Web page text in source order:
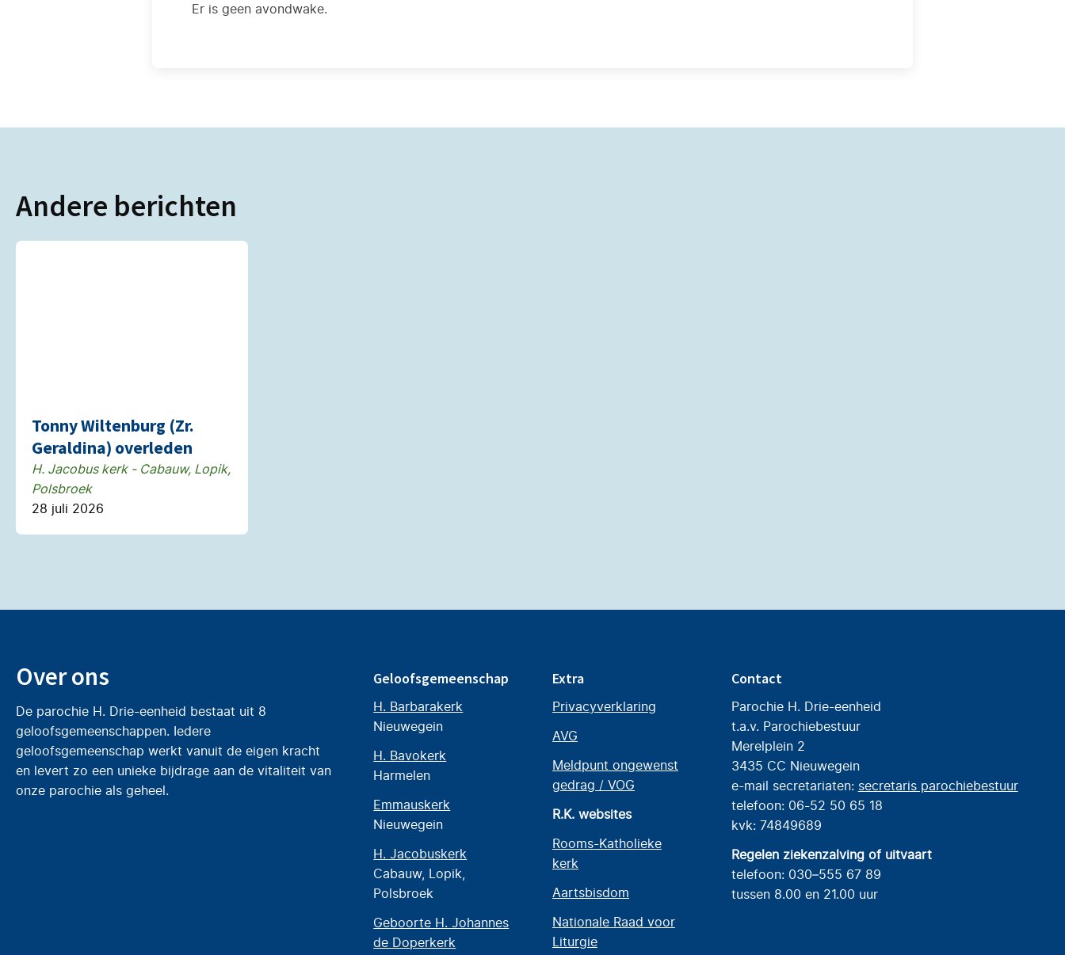
Er is geen avondwake.
Andere berichten
Tonny Wiltenburg (Zr.
Geraldina) overleden
H. Jacobus kerk - Cabauw, Lopik,
Polsbroek
28 juli 2026
Over ons
De parochie H. Drie-eenheid bestaat uit 8
geloofsgemeenschappen. Iedere
geloofsgemeenschap werkt vanuit de eigen kracht
en levert zo een unieke bijdrage aan de vitaliteit van
onze parochie als geheel.
Geloofsgemeenschap
H. Barbarakerk
Nieuwegein
H. Bavokerk
Harmelen
Emmauskerk
Nieuwegein
H. Jacobuskerk
Cabauw, Lopik,
Polsbroek
Geboorte H. Johannes
de Doperkerk
Extra
Privacyverklaring
AVG
Meldpunt ongewenst
gedrag / VOG
R.K. websites
Rooms-Katholieke
kerk
Aartsbisdom
Nationale Raad voor
Liturgie
Contact
Parochie H. Drie-eenheid
t.a.v. Parochiebestuur
Merelplein 2
3435 CC Nieuwegein
e-mail secretariaten: secretaris parochiebestuur
telefoon: 06-52 50 65 18
kvk: 74849689
Regelen ziekenzalving of uitvaart
telefoon: 030–555 67 89
tussen 8.00 en 21.00 uur